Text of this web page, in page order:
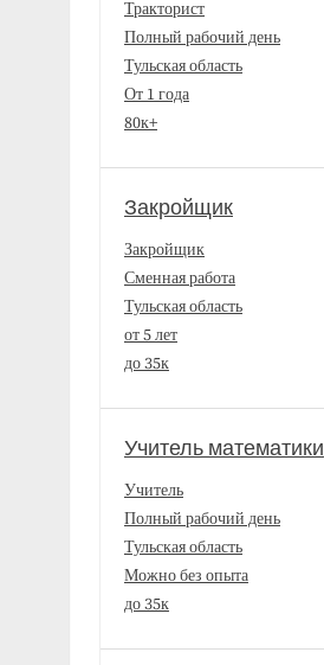
Тракторист
Полный рабочий день
Тульская область
От 1 года
80к+
Закройщик
Закройщик
Сменная работа
Тульская область
от 5 лет
до 35к
Учитель математики
Учитель
Полный рабочий день
Тульская область
Можно без опыта
до 35к